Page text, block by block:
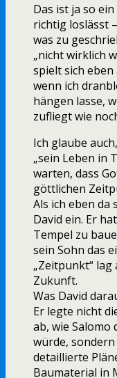
Das ist ja so
richtig loslässt –
was zu
„nicht wirklich
spielt sich
wenn ich
hängen lasse,
zufliegt wie
Ich glaube
„sein Leben in
warten, dass
göttlichen
Als ich eben da
David ein. Er
Tempel zu
sein Sohn das
„Zeitpunkt“ lag
Zukunft.
Was David
Er legte nicht
ab, wie
würde,
detaillierte
Baumaterial in